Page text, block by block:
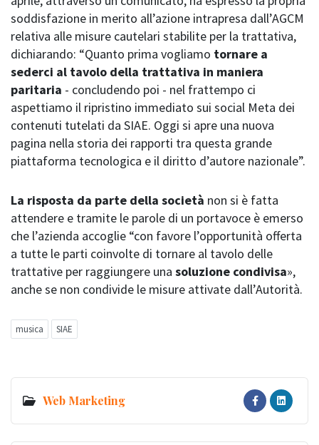
soddisfazione in merito all’azione intrapresa dall’AGCM
relativa alle misure cautelari stabilite per la trattativa,
dichiarando: “Quanto prima vogliamo tornare a
sederci al tavolo della trattativa in maniera
paritaria - concludendo poi - nel frattempo ci
aspettiamo il ripristino immediato sui social Meta dei
contenuti tutelati da SIAE. Oggi si apre una nuova
pagina nella storia dei rapporti tra questa grande
piattaforma tecnologica e il diritto d’autore nazionale”.
La risposta da parte della società non si è fatta
attendere e tramite le parole di un portavoce è emerso
che l’azienda accoglie “con favore l’opportunità offerta
a tutte le parti coinvolte di tornare al tavolo delle
trattative per raggiungere una soluzione condivisa»,
anche se non condivide le misure attivate dall’Autorità.
musica SIAE
Web Marketing